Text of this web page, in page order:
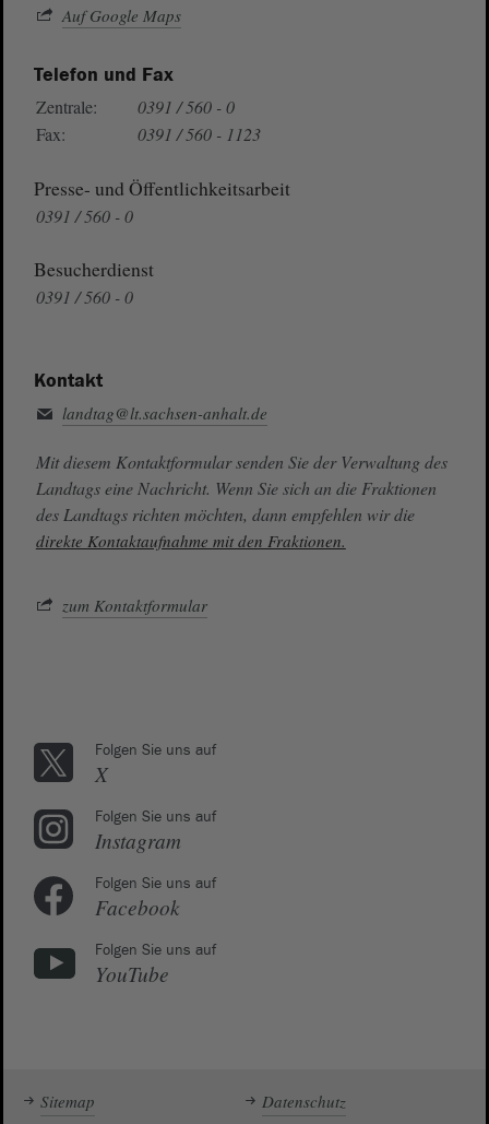
Auf Google Maps
Telefon und Fax
Zentrale:
0391 / 560 - 0
Fax:
0391 / 560 - 1123
Presse- und Öffentlichkeitsarbeit
0391 / 560 - 0
Besucherdienst
0391 / 560 - 0
Kontakt
landtag@lt.sachsen-anhalt.de
Mit diesem Kontaktformular senden Sie der Verwaltung des
Landtags eine Nachricht. Wenn Sie sich an die Fraktionen
des Landtags richten möchten, dann empfehlen wir die
direkte Kontaktaufnahme mit den Fraktionen.
zum Kontaktformular
Folgen Sie uns auf
X
Folgen Sie uns auf
Instagram
Folgen Sie uns auf
Facebook
Folgen Sie uns auf
YouTube
Sitemap Datenschutz